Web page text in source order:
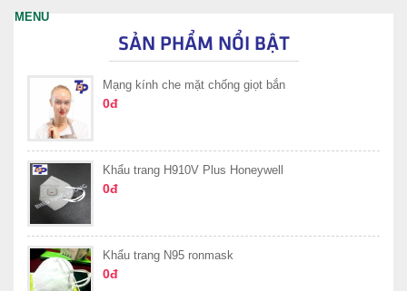
SẢN PHẨM NỔI BẬT
Mạng kính che mặt chống giọt bắn
0đ
Khẩu trang H910V Plus Honeywell
0đ
Khẩu trang N95 ronmask
0đ